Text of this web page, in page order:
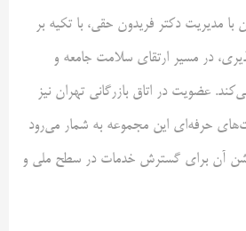
با مدیریت دکتر فریدون حقی، با تکیه بر
در مسیر ارتقای سلامت جامعه و
عضویت در اتاق بازرگانی تهران نیز
حرفه‌ای این مجموعه به شمار می‌رود
آن برای گسترش خدمات در سطح ملی و